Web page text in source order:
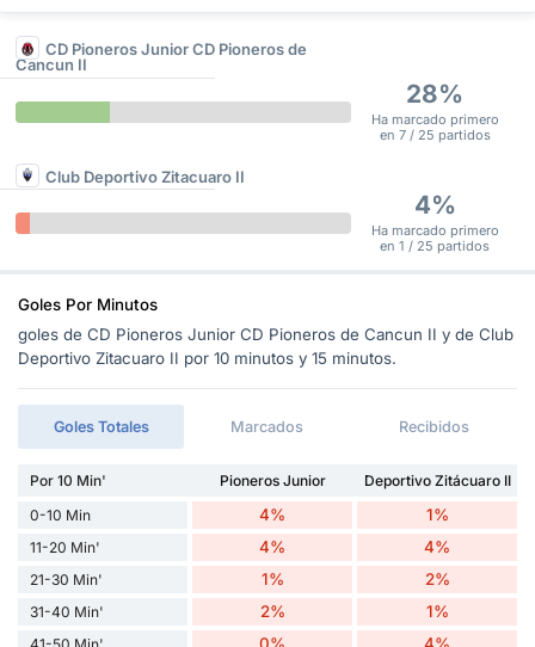
CD Pioneros Junior CD Pioneros de
Cancun II
28%
Ha marcado primero
en 7 / 25 partidos
Club Deportivo Zitacuaro II
4%
Ha marcado primero
en 1 / 25 partidos
Goles Por Minutos
goles de CD Pioneros Junior CD Pioneros de Cancun II y de Club
Deportivo Zitacuaro II por 10 minutos y 15 minutos.
Goles Totales Marcados Recibidos
Por 10 Min' Pioneros Junior
Deportivo Zitácuaro II
0-10 Min
4% 1%
11-20 Min' 4% 4%
21-30 Min' 1% 2%
31-40 Min' 2% 1%